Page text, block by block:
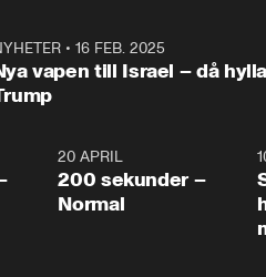
• 16 FEB. 2025
vapen till Israel – då
4:2320 APRIL
200 sekunder –
Normal